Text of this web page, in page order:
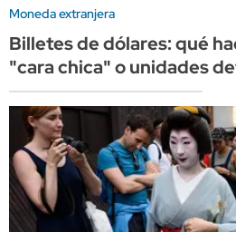
Moneda extranjera
Billetes de dólares: qué
"cara chica" o unidades